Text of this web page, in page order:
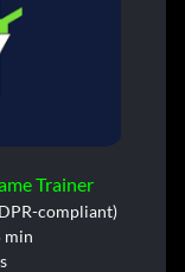
Trainer
compliant)
min